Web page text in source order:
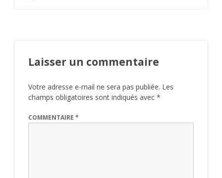
Laisser un commentaire
Votre adresse e-mail ne sera pas publiée. Les
champs obligatoires sont indiqués avec *
COMMENTAIRE *